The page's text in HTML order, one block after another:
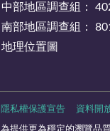
中部地區調查組：
南部地區調查組：
地理位置圖
隱私權保護宣告 資料開
為提供更為穩定的瀏覽品